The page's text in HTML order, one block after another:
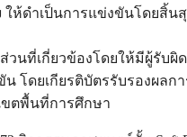
ห้ดำเป็นการแข่งขันโดยสิ้น
นที่เกี่ยวข้องโดยให้มีผู้รับ
โดยเกียรติบัตรรับรองผล
ตพื้นที่การศึกษา